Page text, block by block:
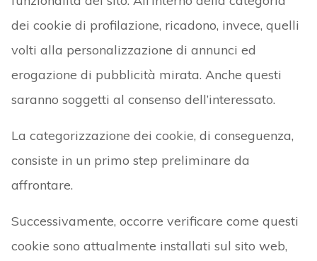
dei cookie di profilazione, ricadono, invece, quelli
volti alla personalizzazione di annunci ed
erogazione di pubblicità mirata. Anche questi
saranno soggetti al consenso dell’interessato.
La categorizzazione dei cookie, di conseguenza,
consiste in un primo step preliminare da
affrontare.
Successivamente, occorre verificare come questi
cookie sono attualmente installati sul sito web,